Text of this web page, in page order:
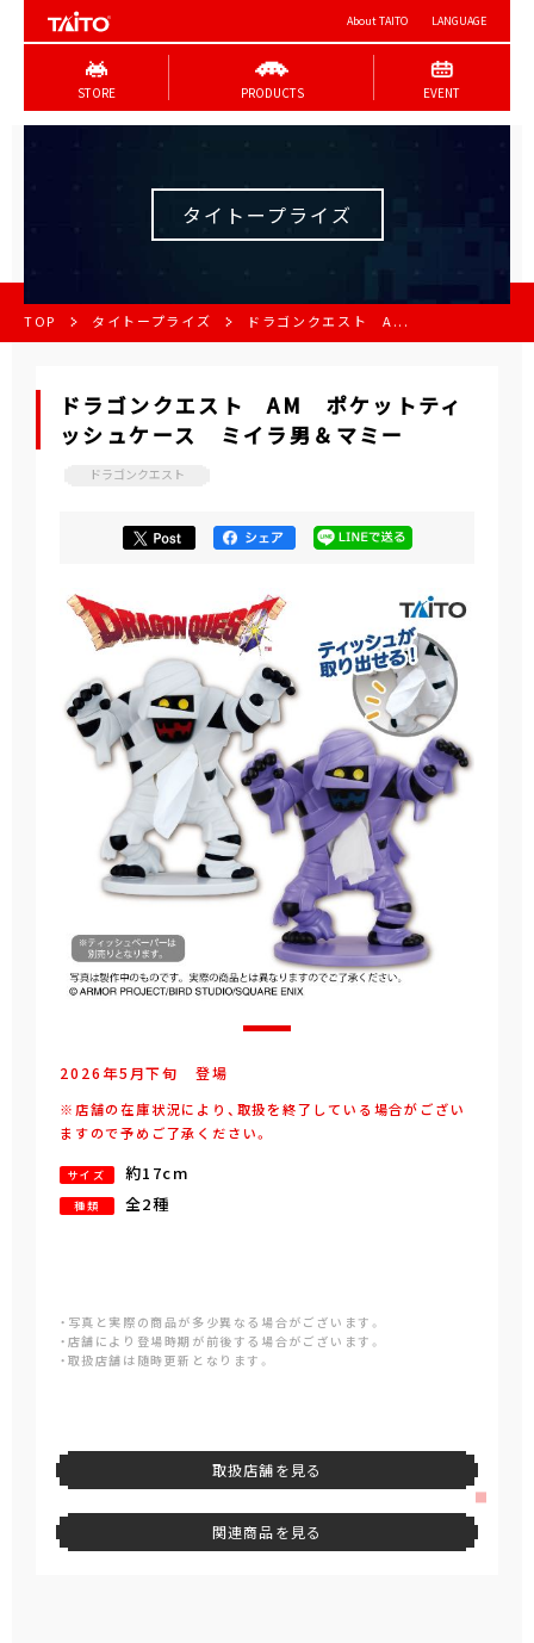
About TAITO LANGUAGE
STORE PRODUCTS EVENT
タイトープライズ
TOP タイトープライズ ドラゴンクエスト A...
ドラゴンクエスト AM ポケットティ
ッシュケース ミイラ男＆マミー
ドラゴンクエスト
2026年5 月下旬 登場
※店舗の在庫状況により、取扱を終了している場合がござい
ますので予めご了承ください。
サイズ 約17cm
種類 全2種
・写真と実際の商品が多少異なる場合がございます。
・店舗により登場時期が前後する場合がございます。
・取扱店舗は随時更新となります。
取扱店舗を見る
関連商品を見る